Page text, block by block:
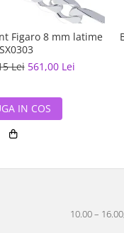
Figaro 8 mm latime
Lei 561,00 Lei
IN COS
10.00 –